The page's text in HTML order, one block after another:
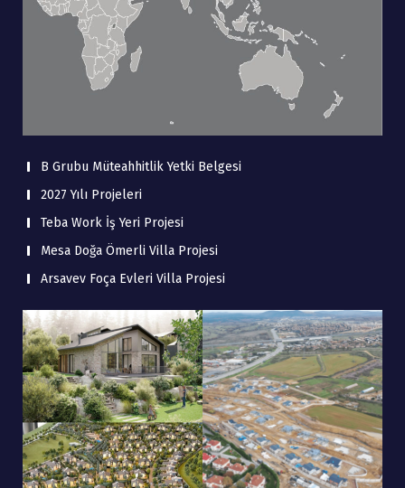
B Grubu Müteahhitlik Yetki Belgesi
2027 Yılı Projeleri
Teba Work İş Yeri Projesi
Mesa Doğa Ömerli Villa Projesi
Arsavev Foça Evleri Villa Projesi